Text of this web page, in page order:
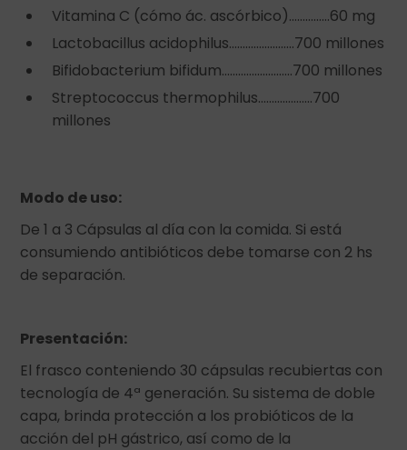
Vitamina C (cómo ác. ascórbico)……………60 mg
Lactobacillus acidophilus……………………700 millones
Bifidobacterium bifidum……………………..700 millones
Streptococcus thermophilus………………..700
millones
Modo de uso:
De 1 a 3 Cápsulas al día con la comida. Si está
consumiendo antibióticos debe tomarse con 2 hs
de separación.
Presentación:
El frasco conteniendo 30 cápsulas recubiertas con
tecnología de 4ª generación. Su sistema de doble
capa, brinda protección a los probióticos de la
acción del pH gástrico, así como de la